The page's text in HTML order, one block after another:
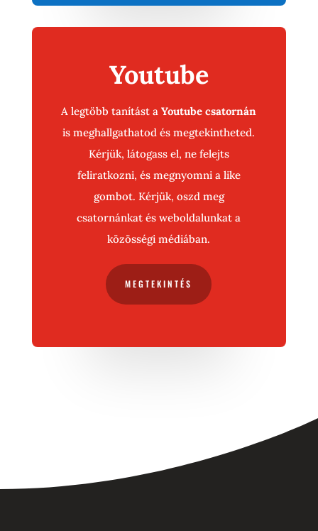
Youtube
A legtöbb tanítást aYoutube csatornán
is meghallgathatod és megtekintheted.
Kérjük, látogass el, ne felejts
feliratkozni, és megnyomni a like
gombot. Kérjük, oszd meg
csatornánkat és weboldalunkat a
közösségi médiában.
MEGTEKINTÉS